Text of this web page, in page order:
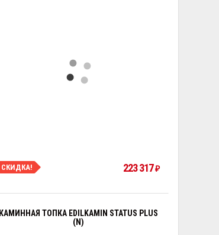
СКИДКА! 223 317₽
КАМИННАЯ ТОПКА EDILKAMIN STATUS PLUS
(N)